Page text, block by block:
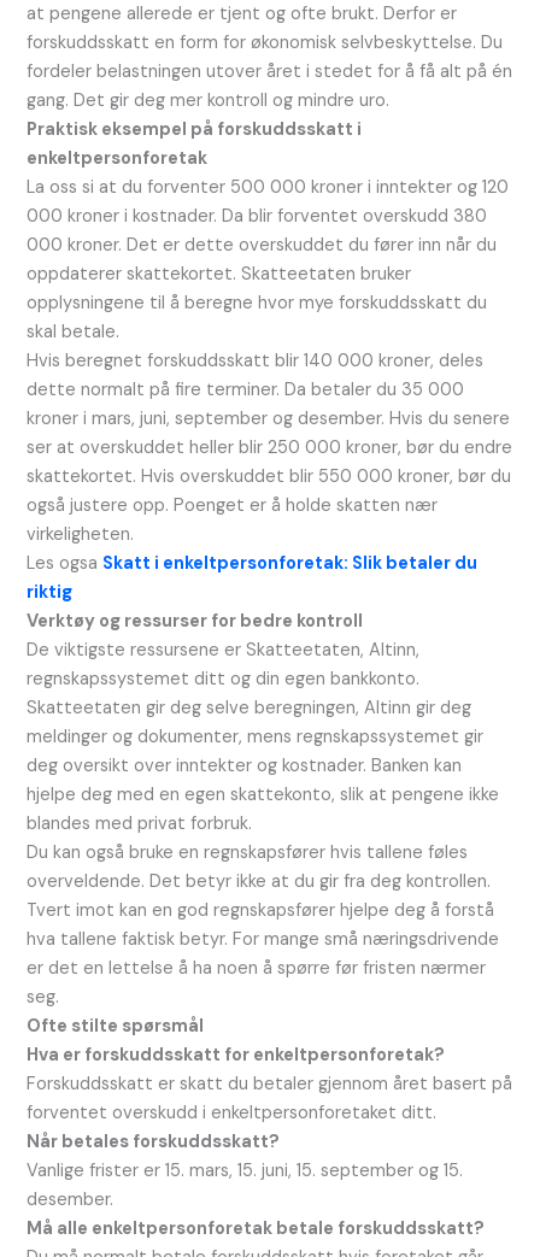
at pengene allerede er tjent og ofte brukt. Derfor er
forskuddsskatt en form for økonomisk selvbeskyttelse. Du
fordeler belastningen utover året i stedet for å få alt på én
gang. Det gir deg mer kontroll og mindre uro.
Praktisk eksempel på forskuddsskatt i
enkeltpersonforetak
La oss si at du forventer 500 000 kroner i inntekter og 120
000 kroner i kostnader. Da blir forventet overskudd 380
000 kroner. Det er dette overskuddet du fører inn når du
oppdaterer skattekortet. Skatteetaten bruker
opplysningene til å beregne hvor mye forskuddsskatt du
skal betale.
Hvis beregnet forskuddsskatt blir 140 000 kroner, deles
dette normalt på fire terminer. Da betaler du 35 000
kroner i mars, juni, september og desember. Hvis du senere
ser at overskuddet heller blir 250 000 kroner, bør du endre
skattekortet. Hvis overskuddet blir 550 000 kroner, bør du
også justere opp. Poenget er å holde skatten nær
virkeligheten.
Les ogsa Skatt i enkeltpersonforetak: Slik betaler du
riktig
Verktøy og ressurser for bedre kontroll
De viktigste ressursene er Skatteetaten, Altinn,
regnskapssystemet ditt og din egen bankkonto.
Skatteetaten gir deg selve beregningen, Altinn gir deg
meldinger og dokumenter, mens regnskapssystemet gir
deg oversikt over inntekter og kostnader. Banken kan
hjelpe deg med en egen skattekonto, slik at pengene ikke
blandes med privat forbruk.
Du kan også bruke en regnskapsfører hvis tallene føles
overveldende. Det betyr ikke at du gir fra deg kontrollen.
Tvert imot kan en god regnskapsfører hjelpe deg å forstå
hva tallene faktisk betyr. For mange små næringsdrivende
er det en lettelse å ha noen å spørre før fristen nærmer
seg.
Ofte stilte spørsmål
Hva er forskuddsskatt for enkeltpersonforetak?
Forskuddsskatt er skatt du betaler gjennom året basert på
forventet overskudd i enkeltpersonforetaket ditt.
Når betales forskuddsskatt?
Vanlige frister er 15. mars, 15. juni, 15. september og 15.
desember.
Må alle enkeltpersonforetak betale forskuddsskatt?